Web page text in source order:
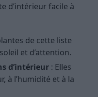
d’intérieur facile à
de cette liste
et d’attention.
d’intérieur : Elles
à l’humidité et à la